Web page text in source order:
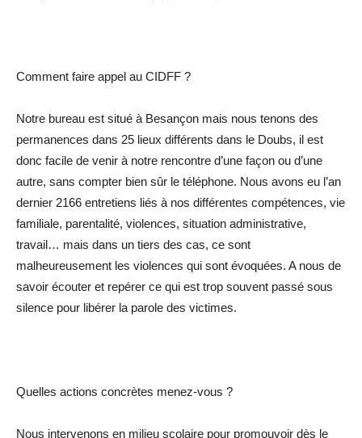
Comment faire appel au CIDFF ?
Notre bureau est situé à Besançon mais nous tenons des
permanences dans 25 lieux différents dans le Doubs, il est
donc facile de venir à notre rencontre d’une façon ou d’une
autre, sans compter bien sûr le téléphone. Nous avons eu l’an
dernier 2166 entretiens liés à nos différentes compétences, vie
familiale, parentalité, violences, situation administrative,
travail… mais dans un tiers des cas, ce sont
malheureusement les violences qui sont évoquées. A nous de
savoir écouter et repérer ce qui est trop souvent passé sous
silence pour libérer la parole des victimes.
Quelles actions concrètes menez-vous ?
Nous intervenons en milieu scolaire pour promouvoir dès le